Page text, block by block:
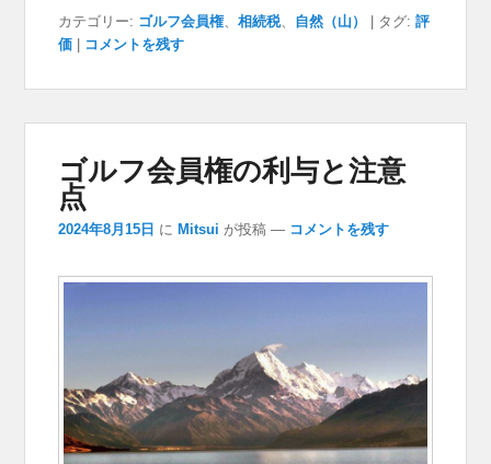
カテゴリー: ゴルフ会員権、相続税、 自然（山） タグ: 評
価
コメントを残す
ゴルフ会員権の利与と注意
点
2024年8月15日 に Mitsui が投稿 — コメントを残す